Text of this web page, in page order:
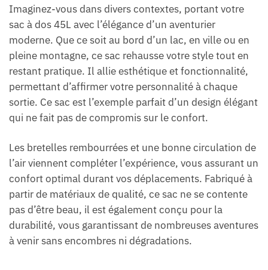
Imaginez-vous dans divers contextes, portant votre
sac à dos 45L avec l’élégance d’un aventurier
moderne. Que ce soit au bord d’un lac, en ville ou en
pleine montagne, ce sac rehausse votre style tout en
restant pratique. Il allie esthétique et fonctionnalité,
permettant d’affirmer votre personnalité à chaque
sortie. Ce sac est l’exemple parfait d’un design élégant
qui ne fait pas de compromis sur le confort.
Les bretelles rembourrées et une bonne circulation de
l’air viennent compléter l’expérience, vous assurant un
confort optimal durant vos déplacements. Fabriqué à
partir de matériaux de qualité, ce sac ne se contente
pas d’être beau, il est également conçu pour la
durabilité, vous garantissant de nombreuses aventures
à venir sans encombres ni dégradations.